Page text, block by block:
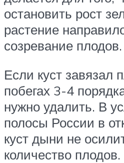
остановить рост
растение
созревание плодов.
Если куст завязал
побегах 3-4
нужно удалить. В
полосы России в
куст дыни не
количество плодов.